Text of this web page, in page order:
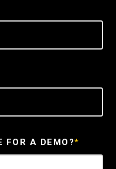
FOR A DEMO?*